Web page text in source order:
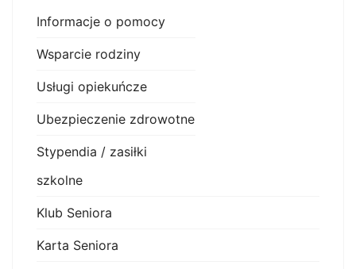
Informacje o pomocy
Wsparcie rodziny
Usługi opiekuńcze
Ubezpieczenie zdrowotne
Stypendia / zasiłki
szkolne
Klub Seniora
Karta Seniora